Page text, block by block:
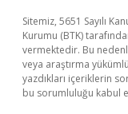
Sitemiz, 5651 Sayılı
Kurumu (BTK)
vermektedir. Bu
veya araştırma
yazdıkları içeriklerin
bu sorumluluğu kabul